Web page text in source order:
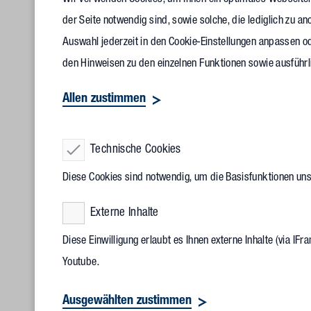
Dominic
GLCI,
Die Masterarbeit mit dem Titel „CO
Ökobilanzierung als wesentlicher Bestandteil im Target
methodischen Ansatz zur Lösung des klassischen
liefert. Sie entstand bei Vollack und wurde betreut von
Führung Lean. Klaus Teizer ist überzeugt: „Das Thema ist
Grenzbudet in frühen Projektphasen an den entscheidenden
Der Young Digital Talents Award (YDTA) der
der Seite notwendig sind, sowie solche, die lediglich zu
Auswahl jederzeit in den Cookie-Einstellungen anpassen
den Hinweisen zu den einzelnen Funktionen sowie
Allen zustimmen
Technische Cookies
Diese Cookies sind notwendig, um die Basisfunktionen
Externe Inhalte
Diese Einwilligung erlaubt es Ihnen externe Inhalte (via
Youtube.
Ausgewählten zustimmen